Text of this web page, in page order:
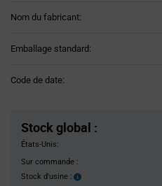
Nom du fabricant:
Emballage standard:
Code de date:
Stock global :
États-Unis:
Sur commande :
Stock d'usine :
Stock